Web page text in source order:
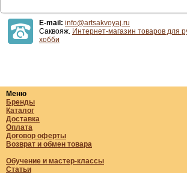
E-mail: info@artsakvoyaj.ru
Саквояж. Интернет-магазин товаров для
хобби
Меню
Бренды
Каталог
Доставка
Оплата
Договор оферты
Возврат и обмен товара
Обучение и мастер-классы
Статьи